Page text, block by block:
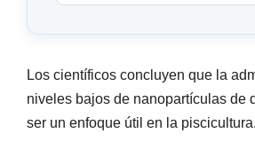
Los científicos concluyen que la
niveles bajos de nanopartículas de
ser un enfoque útil en la piscicultura.